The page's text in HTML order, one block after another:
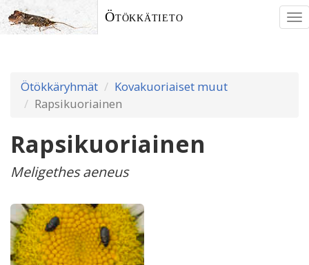
Ötökkätieto
Ötökkäryhmät
Kovakuoriaiset muut
Rapsikuoriainen
Rapsikuoriainen
Meligethes aeneus